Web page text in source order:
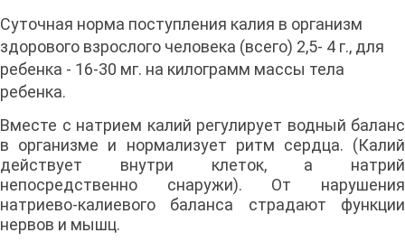
Суточная норма поступления калия в организм
здорового взрослого человека (всего) 2,5- 4 г., для
ребенка - 16-30 мг. на килограмм массы тела
ребенка.
Вместе с натрием калий регулирует водный баланс
в организме и нормализует ритм сердца. (Калий
действует внутри клеток, а натрий
непосредственно снаружи). От нарушения
натриево-калиевого баланса страдают функции
нервов и мышц.